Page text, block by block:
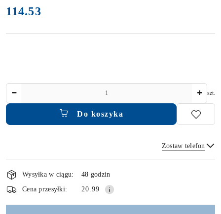
Cena:
114.53
szt.
Do koszyka
Zostaw telefon
Wyślij
Dostępność
i
dostawa
Wysyłka w ciągu:
48 godzin
Cena przesyłki:
20.99